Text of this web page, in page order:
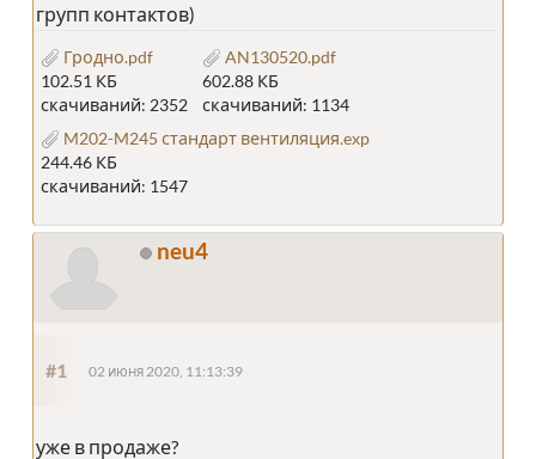
групп контактов)
Гродно.pdf
102.51 КБ
скачиваний: 2352
AN130520.pdf
602.88 КБ
скачиваний: 1134
M202-M245 стандарт вентиляция.exp
244.46 КБ
скачиваний: 1547
neu4
#1 02 июня 2020, 11:13:39
уже в продаже?